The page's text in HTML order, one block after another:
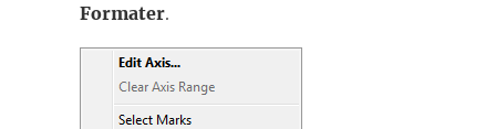
Formater.